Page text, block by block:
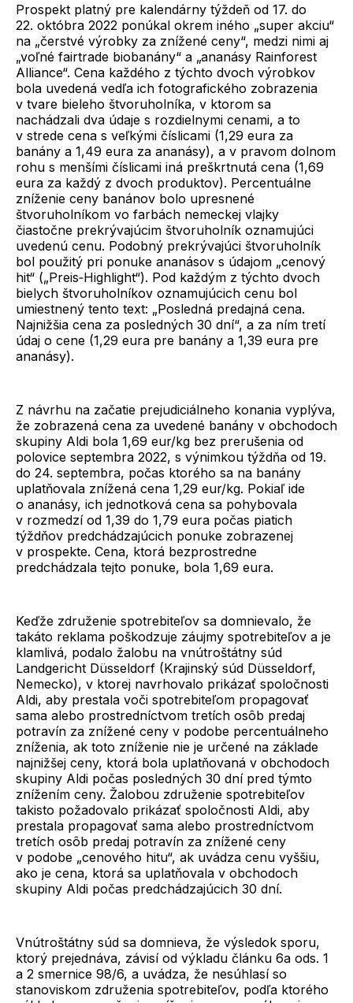
Prospekt platný pre kalendárny týždeň od 17. do
22. októbra 2022 ponúkal okrem iného „super akciu“
na „čerstvé výrobky za znížené ceny“, medzi nimi aj
„voľné fairtrade biobanány“ a „ananásy Rainforest
Alliance“. Cena každého z týchto dvoch výrobkov
bola uvedená vedľa ich fotografického zobrazenia
v tvare bieleho štvoruholníka, v ktorom sa
nachádzali dva údaje s rozdielnymi cenami, a to
v strede cena s veľkými číslicami (1,29 eura za
banány a 1,49 eura za ananásy), a v pravom dolnom
rohu s menšími číslicami iná preškrtnutá cena (1,69
eura za každý z dvoch produktov). Percentuálne
zníženie ceny banánov bolo upresnené
štvoruholníkom vo farbách nemeckej vlajky
čiastočne prekrývajúcim štvoruholník oznamujúci
uvedenú cenu. Podobný prekrývajúci štvoruholník
bol použitý pri ponuke ananásov s údajom „cenový
hit“ („Preis‑Highlight“). Pod každým z týchto dvoch
bielych štvoruholníkov oznamujúcich cenu bol
umiestnený tento text: „Posledná predajná cena.
Najnižšia cena za posledných 30 dní“, a za ním tretí
údaj o cene (1,29 eura pre banány a 1,39 eura pre
ananásy).
Z návrhu na začatie prejudiciálneho konania vyplýva,
že zobrazená cena za uvedené banány v obchodoch
skupiny Aldi bola 1,69 eur/kg bez prerušenia od
polovice septembra 2022, s výnimkou týždňa od 19.
do 24. septembra, počas ktorého sa na banány
uplatňovala znížená cena 1,29 eur/kg. Pokiaľ ide
o ananásy, ich jednotková cena sa pohybovala
v rozmedzí od 1,39 do 1,79 eura počas piatich
týždňov predchádzajúcich ponuke zobrazenej
v prospekte. Cena, ktorá bezprostredne
predchádzala tejto ponuke, bola 1,69 eura.
Keďže združenie spotrebiteľov sa domnievalo, že
takáto reklama poškodzuje záujmy spotrebiteľov a je
klamlivá, podalo žalobu na vnútroštátny súd
Landgericht Düsseldorf (Krajinský súd Düsseldorf,
Nemecko), v ktorej navrhovalo prikázať spoločnosti
Aldi, aby prestala voči spotrebiteľom propagovať
sama alebo prostredníctvom tretích osôb predaj
potravín za znížené ceny v podobe percentuálneho
zníženia, ak toto zníženie nie je určené na základe
najnižšej ceny, ktorá bola uplatňovaná v obchodoch
skupiny Aldi počas posledných 30 dní pred týmto
znížením ceny. Žalobou združenie spotrebiteľov
takisto požadovalo prikázať spoločnosti Aldi, aby
prestala propagovať sama alebo prostredníctvom
tretích osôb predaj potravín za znížené ceny
v podobe „cenového hitu“, ak uvádza cenu vyššiu,
ako je cena, ktorá sa uplatňovala v obchodoch
skupiny Aldi počas predchádzajúcich 30 dní.
Vnútroštátny súd sa domnieva, že výsledok sporu,
ktorý prejednáva, závisí od výkladu článku 6a ods. 1
a 2 smernice 98/6, a uvádza, že nesúhlasí so
stanoviskom združenia spotrebiteľov, podľa ktorého